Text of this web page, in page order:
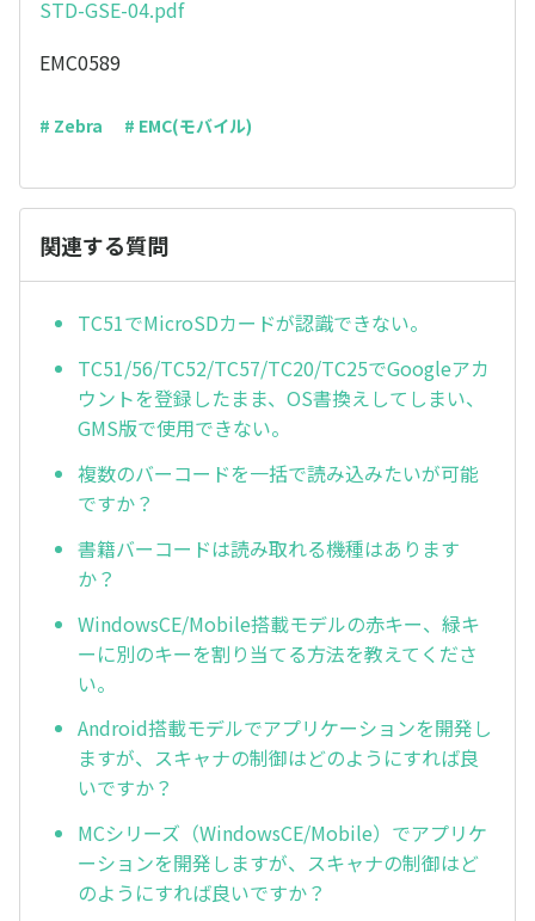
STD-GSE-04.pdf
EMC0589
# Zebra # EMC(モバイル)
関連する質問
TC51でMicroSDカードが認識できない。
TC51/56/TC52/TC57/TC20/TC25でGoogleアカ
ウントを登録したまま、OS書換えしてしまい、
GMS版で使用できない。
複数のバーコードを一括で読み込みたいが可能
ですか？
書籍バーコードは読み取れる機種はあります
か？
WindowsCE/Mobile搭載モデルの赤キー、緑キ
ーに別のキーを割り当てる方法を教えてくださ
い。
Android搭載モデルでアプリケーションを開発し
ますが、スキャナの制御はどのようにすれば良
いですか？
MCシリーズ（WindowsCE/Mobile）でアプリケ
ーションを開発しますが、スキャナの制御はど
のようにすれば良いですか？